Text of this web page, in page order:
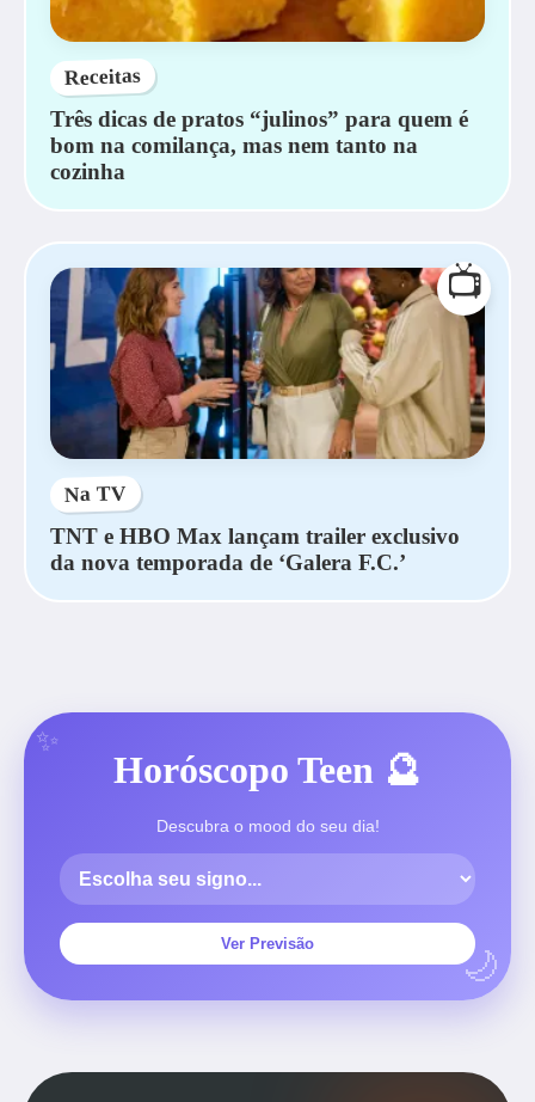
Receitas
Três dicas de pratos “julinos” para quem é
bom na comilança, mas nem tanto na
cozinha
📺
Na TV
TNT e HBO Max lançam trailer exclusivo
da nova temporada de ‘Galera F.C.’
Horóscopo Teen 🔮
Descubra o mood do seu dia!
Ver Previsão